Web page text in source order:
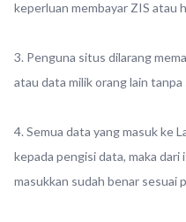
keperluan membayar ZIS atau
3. Penguna situs dilarang
atau data milik orang lain
4. Semua data yang masuk ke
kepada pengisi data, maka
masukkan sudah benar sesuai